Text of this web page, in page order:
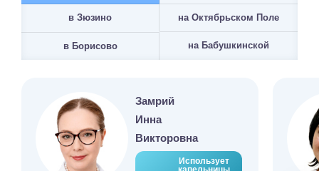
в Зюзино на Октябрьском Поле
в Борисово на Бабушкинской
Замрий
Инна
Викторовна
Использует